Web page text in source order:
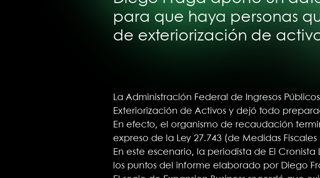
para que haya personas
de exteriorización de
La Administración Federal de Ingresos
Exteriorización de Activos y dejó todo
En efecto, el organismo de recaudación
expreso de la Ley 27.743 (de Medidas
En este escenario, la periodista de El
los puntos del informe elaborado por Diego